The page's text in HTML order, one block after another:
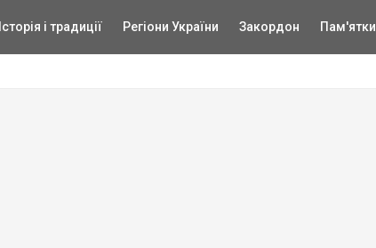
Історія і традиції Регіони України Закордон Пам'ятки